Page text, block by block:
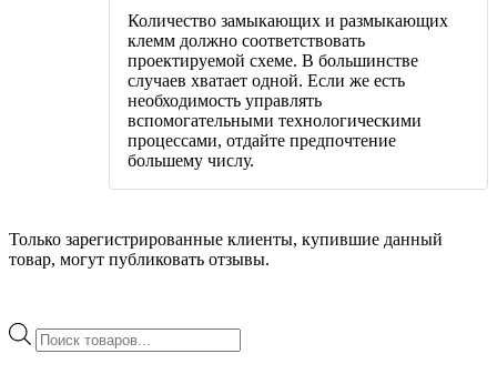
Количество замыкающих и размыкающих
клемм должно соответствовать
проектируемой схеме. В большинстве
случаев хватает одной. Если же есть
необходимость управлять
вспомогательными технологическими
процессами, отдайте предпочтение
большему числу.
Только зарегистрированные клиенты, купившие данный
товар, могут публиковать отзывы.
Поиск
товаров